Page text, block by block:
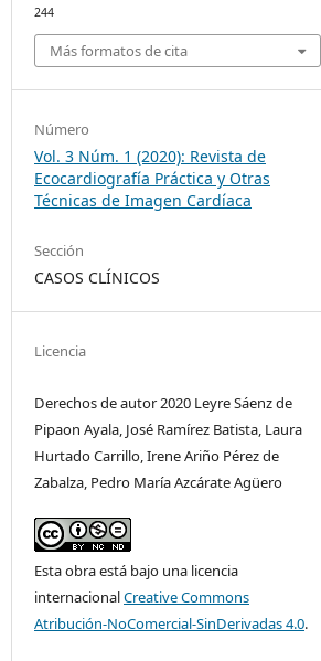
244
Más formatos de cita
Número
Vol. 3 Núm. 1 (2020): Revista de
Ecocardiografía Práctica y Otras
Técnicas de Imagen Cardíaca
Sección
CASOS CLÍNICOS
Licencia
Derechos de autor 2020 Leyre Sáenz de
Pipaon Ayala, José Ramírez Batista, Laura
Hurtado Carrillo, Irene Ariño Pérez de
Zabalza, Pedro María Azcárate Agüero
Esta obra está bajo una licencia
internacionalCreative Commons
Atribución-NoComercial-SinDerivadas 4.0.